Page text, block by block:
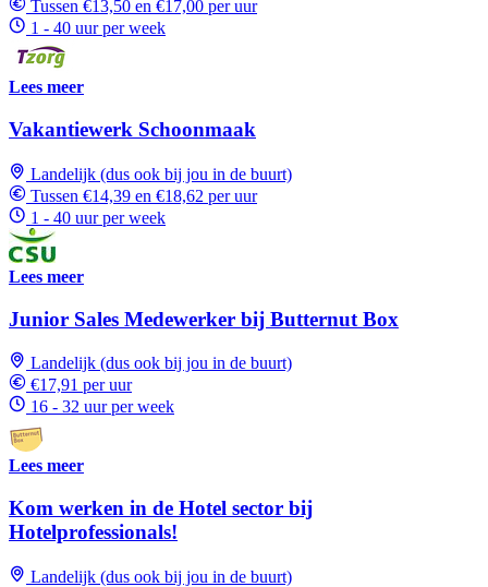
Tussen €13,50 en €17,00 per uur
1 - 40 uur per week
Lees meer
Vakantiewerk Schoonmaak
Landelijk (dus ook bij jou in de buurt)
Tussen €14,39 en €18,62 per uur
1 - 40 uur per week
Lees meer
Junior Sales Medewerker bij Butternut Box
Landelijk (dus ook bij jou in de buurt)
€17,91 per uur
16 - 32 uur per week
Lees meer
Kom werken in de Hotel sector bij
Hotelprofessionals!
Landelijk (dus ook bij jou in de buurt)